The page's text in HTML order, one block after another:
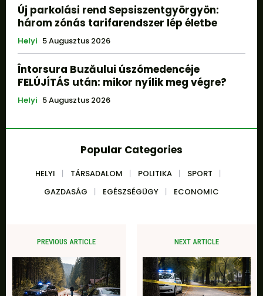
Új parkolási rend Sepsiszentgyörgyön:
három zónás tarifarendszer lép életbe
Helyi 5 Augusztus 2026
Întorsura Buzăului úszómedencéje
FELÚJÍTÁS után: mikor nyílik meg végre?
Helyi 5 Augusztus 2026
Popular Categories
HELYI TÁRSADALOM POLITIKA
SPORT
GAZDASÁG
EGÉSZSÉGÜGY ECONOMIC
PREVIOUS ARTICLE NEXT ARTICLE